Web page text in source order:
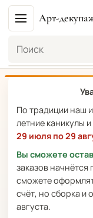
Арт-
По традиции наш
летние каникулы и
29 июля по 29
Вы сможете
заказов начнётся
сможете
счёт, но сборка и
августа.